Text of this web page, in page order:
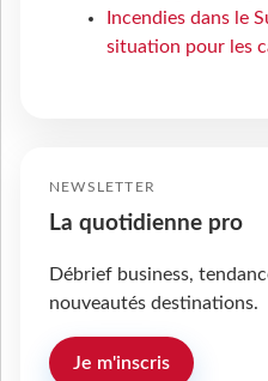
Incendies dans le
situation pour les
NEWSLETTER
La quotidienne pro
Débrief business,
nouveautés destinations.
Je m'inscris